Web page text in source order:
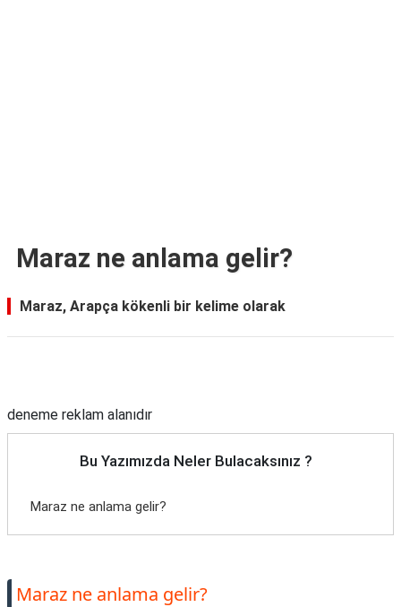
Maraz ne anlama gelir?
Maraz, Arapça kökenli bir kelime olarak
deneme reklam alanıdır
Bu Yazımızda Neler Bulacaksınız ?
Maraz ne anlama gelir?
Maraz ne anlama gelir?